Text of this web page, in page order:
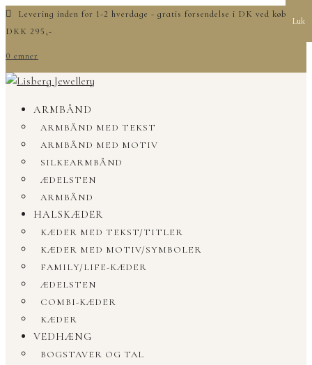
Levering inden for 1-2 hverdage - gratis forsendelse i DK ved køb over
DKK 295,-
0 emner
ARMBÅND
ARMBÅND MED TEKST
ARMBÅND MED MOTIV
SILKEARMBÅND
ÆDELSTEN
ARMBÅND
HALSKÆDER
KÆDER MED TEKST/TITLER
KÆDER MED MOTIV/SYMBOLER
FAMILY/LIFE-KÆDER
ÆDELSTEN
COMBI-KÆDER
KÆDER
VEDHÆNG
BOGSTAVER OG TAL
Luk